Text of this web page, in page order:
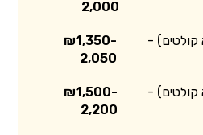
2,000
-
₪1,350-
2,050
-
₪1,500-
2,200